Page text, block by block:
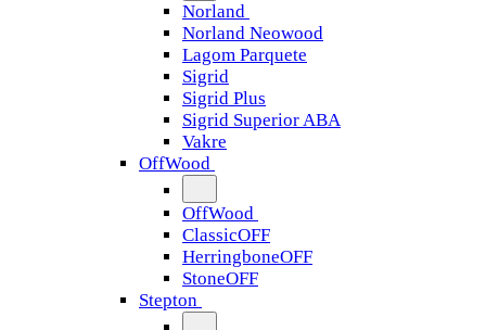
Norland
Norland Neowood
Lagom Parquete
Sigrid
Sigrid Plus
Sigrid Superior ABA
Vakre
OffWood
OffWood
ClassicOFF
HerringboneOFF
StoneOFF
Stepton